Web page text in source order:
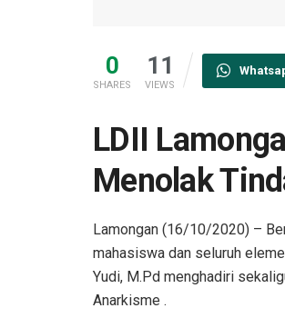
0
SHARES
11
VIEWS
LDII
Menolak
Lamongan (16/10/2020) –
mahasiswa dan seluruh
Yudi, M.Pd menghadiri
Anarkisme .